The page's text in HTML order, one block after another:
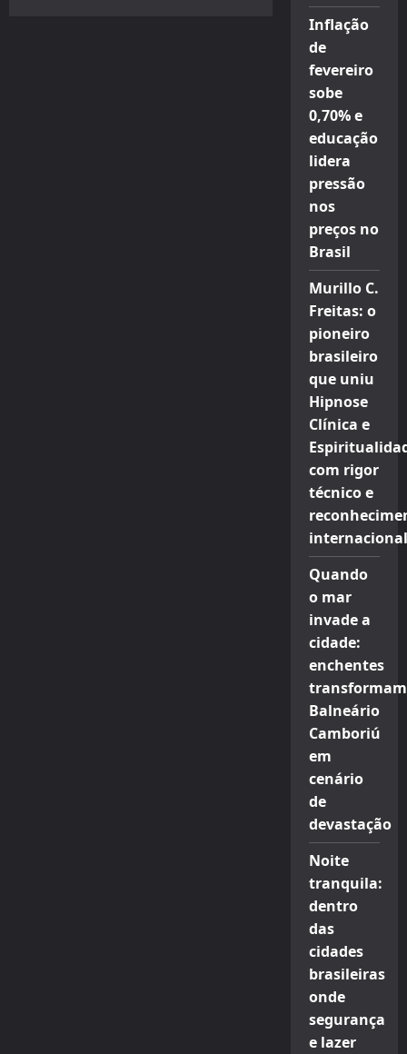
Inflação
de
fevereiro
sobe
0,70% e
educação
lidera
pressão
nos
preços no
Brasil
Murillo C.
Freitas: o
pioneiro
brasileiro
que uniu
Hipnose
Clínica e
com rigor
técnico e
internacional
Quando
o mar
invade a
cidade:
enchentes
transformam
Balneário
Camboriú
em
cenário
de
devastação
Noite
tranquila:
dentro
das
cidades
brasileiras
onde
segurança
e lazer